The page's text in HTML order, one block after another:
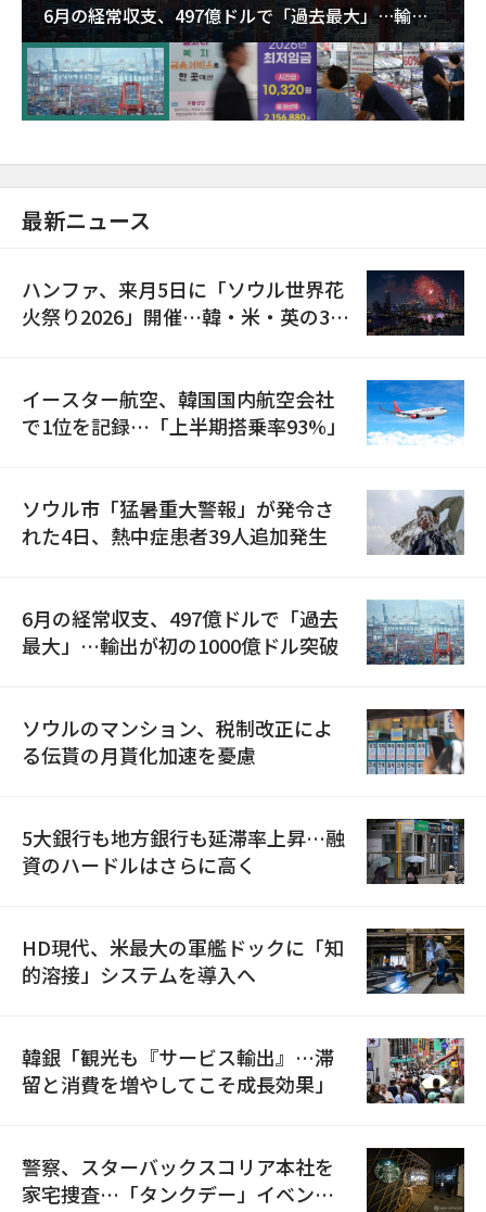
6月の経常収支、497億ドルで「過去最大」…輸出
が初の1000億ドル突破
最新ニュース
ハンファ、来月5日に「ソウル世界花
火祭り2026」開催…韓・米・英の3カ
イースター航空、韓国国内航空会社
で1位を記録…「上半期搭乗率93%」
ソウル市「猛暑重大警報」が発令さ
れた4日、熱中症患者39人追加発生
6月の経常収支、497億ドルで「過去
最大」…輸出が初の1000億ドル突破
ソウルのマンション、税制改正によ
る伝貰の月貰化加速を憂慮
5大銀行も地方銀行も延滞率上昇…融
資のハードルはさらに高く
HD現代、米最大の軍艦ドックに「知
的溶接」システムを導入へ
韓銀「観光も『サービス輸出』…滞
留と消費を増やしてこそ成長効果」
警察、スターバックスコリア本社を
家宅捜査…「タンクデー」イベント